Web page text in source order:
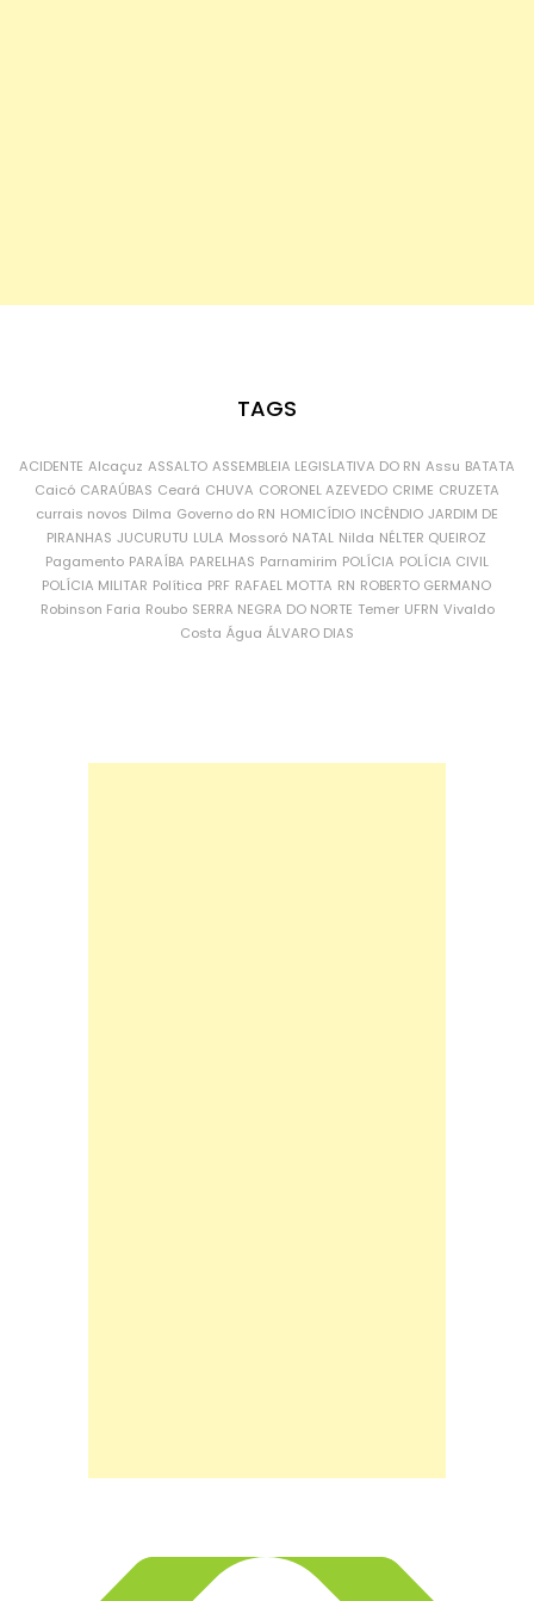
TAGS
ACIDENTE Alcaçuz ASSALTO ASSEMBLEIA LEGISLATIVA DO RN Assu BATATA
Caicó CARAÚBAS Ceará CHUVA CORONEL AZEVEDO CRIME CRUZETA
currais novos Dilma Governo do RN HOMICÍDIO INCÊNDIO JARDIM DE
PIRANHAS JUCURUTU LULA Mossoró NATAL Nilda NÉLTER QUEIROZ
Pagamento PARAÍBA PARELHAS Parnamirim POLÍCIA POLÍCIA CIVIL
POLÍCIA MILITAR Política PRF RAFAEL MOTTA RN ROBERTO GERMANO
Robinson Faria Roubo SERRA NEGRA DO NORTE Temer UFRN Vivaldo
Costa Água ÁLVARO DIAS